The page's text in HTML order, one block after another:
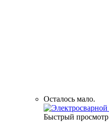
Осталось мало.
Быстрый просмотр